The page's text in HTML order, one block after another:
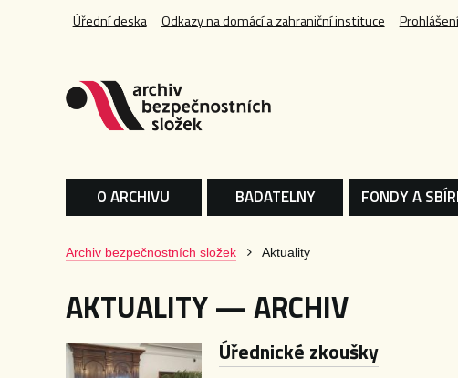
Úřední deska Odkazy na domácí a zahraniční instituce
O ARCHIVU BADATELNY FONDY A
Archiv bezpečnostních složek Aktuality
AKTUALITY — ARCHIV
Úřednické zkoušky